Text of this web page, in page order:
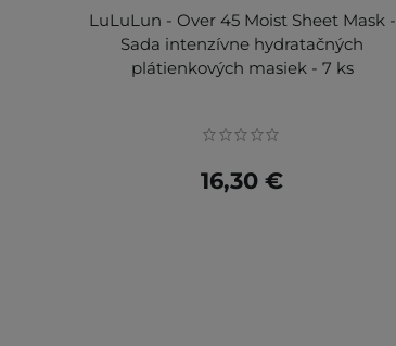
LuLuLun - Over 45 Moist Sheet Mask -
Sada intenzívne hydratačných
plátienkových masiek - 7 ks
16,30 €